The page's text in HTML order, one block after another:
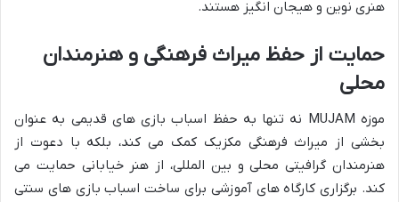
هنری نوین و هیجان انگیز هستند.
حمایت از حفظ میراث فرهنگی و هنرمندان
محلی
موزه MUJAM نه تنها به حفظ اسباب بازی های قدیمی به عنوان
بخشی از میراث فرهنگی مکزیک کمک می کند، بلکه با دعوت از
هنرمندان گرافیتی محلی و بین المللی، از هنر خیابانی حمایت می
کند. برگزاری کارگاه های آموزشی برای ساخت اسباب بازی های سنتی